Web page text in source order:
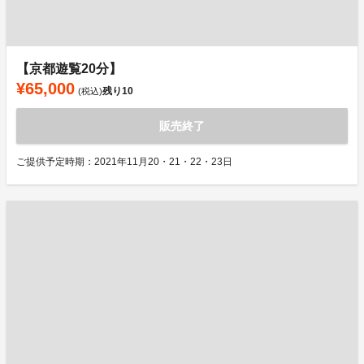
【京都遊覧20分】
¥65,000 (税込)残り10
販売終了
ご提供予定時期：2021年11月20・21・22・23日